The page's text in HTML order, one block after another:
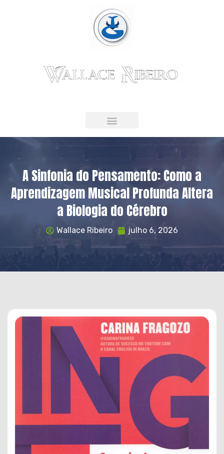
A Sinfonia do Pensamento: Como a
Aprendizagem Musical Profunda Altera
a Biologia do Cérebro
Wallace Ribeiro julho 6, 2026